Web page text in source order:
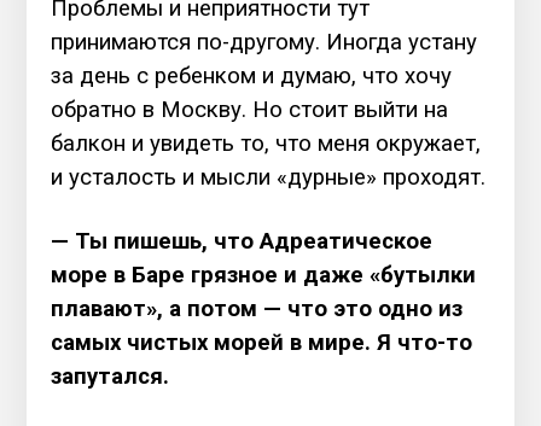
Проблемы и неприятности тут
принимаются по-другому. Иногда устану
за день с ребенком и думаю, что хочу
обратно в Москву. Но стоит выйти на
балкон и увидеть то, что меня окружает,
и усталость и мысли «дурные» проходят.
— Ты пишешь, что Адреатическое
море в Баре грязное и даже «бутылки
плавают», а потом — что это одно из
самых чистых морей в мире. Я что-то
запутался.